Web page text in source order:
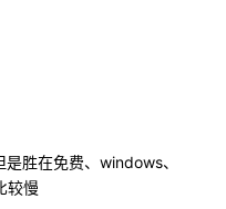
胜在免费、windows、
较慢